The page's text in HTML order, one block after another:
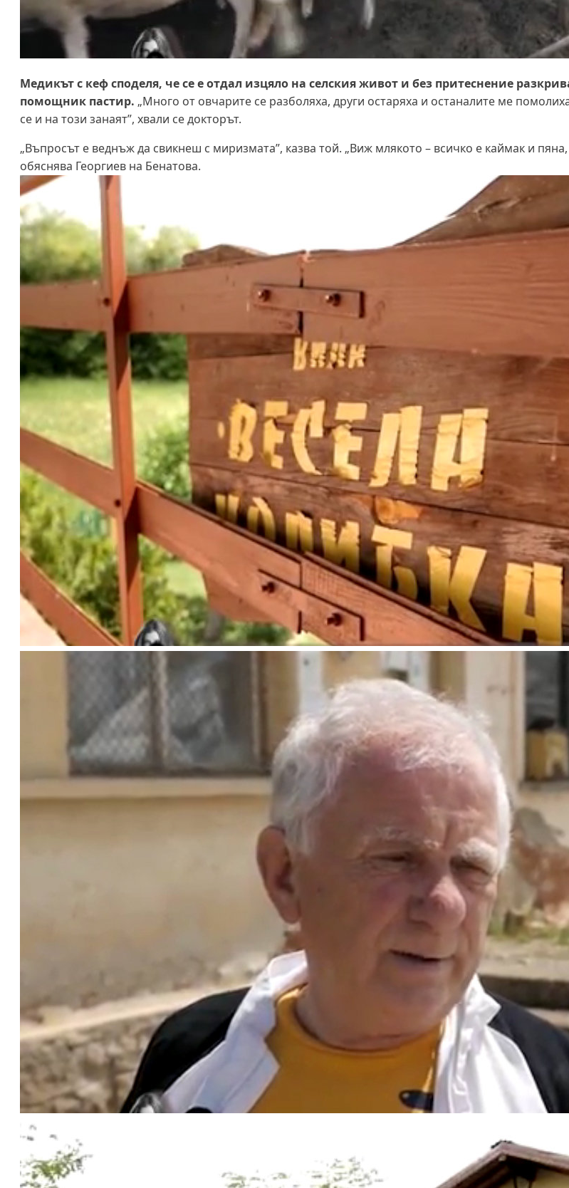
Медикът с кеф споделя, че се е отдал изцяло на селския живот и без притеснение
помощник пастир. „Много от овчарите се разболяха, други остаряха и останалите ме
се и на този занаят”, хвали се докторът.
„Въпросът е веднъж да свикнеш с миризмата”, казва той. „Виж млякото – всичко е каймак и пяна,
обяснява Георгиев на Бенатова.